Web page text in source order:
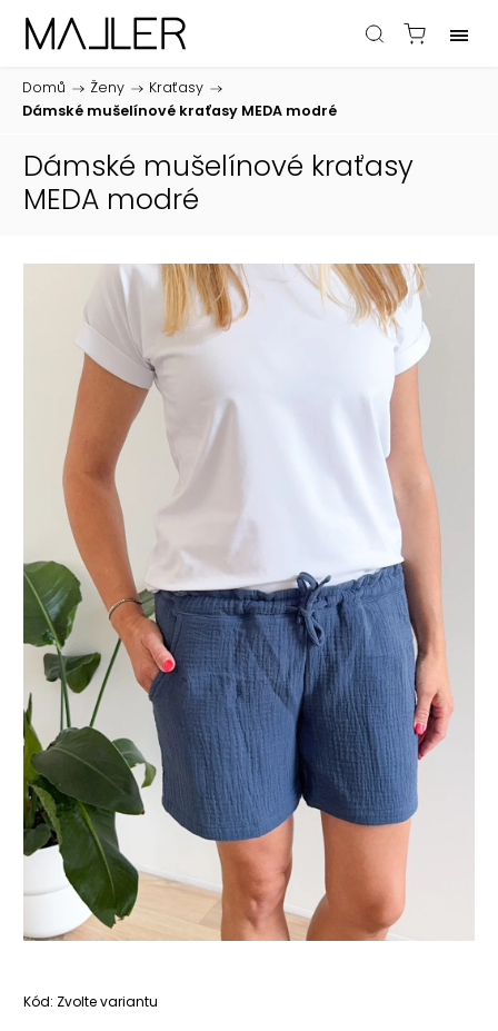
Domů / Ženy / Kraťasy /
Dámské mušelínové kraťasy MEDA modré
Dámské mušelínové kraťasy
MEDA modré
Kód: Zvolte variantu